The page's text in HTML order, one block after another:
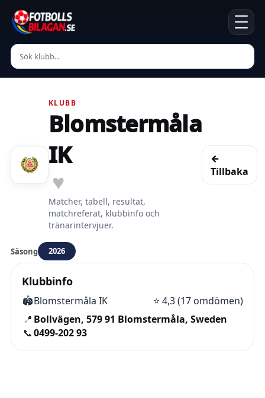
KLUBB
Blomstermåla
IK
♥
Matcher, tabell, resultat,
matchreferat, klubbinfo och
tränarintervjuer.
←
Tillbaka
Säsong 2026
Klubbinfo
🏟️Blomstermåla IK ⭐ 4,3 (17 omdömen)
📍 Bollvägen, 579 91 Blomstermåla, Sweden
📞0499-202 93